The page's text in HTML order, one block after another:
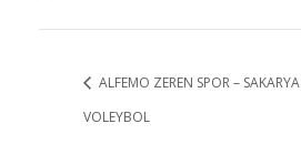
ALFEMO ZEREN SPOR – SAKARYA
VOLEYBOL